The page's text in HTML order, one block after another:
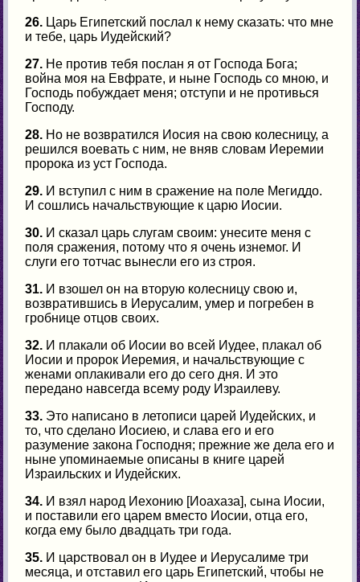
26. Царь Египетский послал к нему сказать: что мне
и тебе, царь Иудейский?
27. Не против тебя послан я от Господа Бога;
война моя на Евфрате, и ныне Господь со мною, и
Господь побуждает меня; отступи и не противься
Господу.
28. Но не возвратился Иосия на свою колесницу, а
решился воевать с ним, не вняв словам Иеремии
пророка из уст Господа.
29. И вступил с ним в сражение на поле Мегиддо.
И сошлись начальствующие к царю Иосии.
30. И сказал царь слугам своим: унесите меня с
поля сражения, потому что я очень изнемог. И
слуги его тотчас вынесли его из строя.
31. И взошел он на вторую колесницу свою и,
возвратившись в Иерусалим, умер и погребен в
гробнице отцов своих.
32. И плакали об Иосии во всей Иудее, плакал об
Иосии и пророк Иеремия, и начальствующие с
женами оплакивали его до сего дня. И это
передано навсегда всему роду Израилеву.
33. Это написано в летописи царей Иудейских, и
то, что сделано Иосиею, и слава его и его
разумение закона Господня; прежние же дела его и
ныне упоминаемые описаны в книге царей
Израильских и Иудейских.
34. И взял народ Иехонию [Иоахаза], сына Иосии,
и поставили его царем вместо Иосии, отца его,
когда ему было двадцать три года.
35. И царствовал он в Иудее и Иерусалиме три
месяца, и отставил его царь Египетский, чтобы не